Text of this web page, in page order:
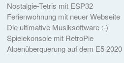
Nostalgie-Tetris mit ESP32
Ferienwohnung mit neuer Webseite
Die ultimative Musiksoftware :-)
Spielekonsole mit RetroPie
Alpenüberquerung auf dem E5 2020